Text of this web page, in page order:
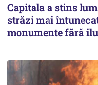
Capitala a stins
străzi mai
monumente fără